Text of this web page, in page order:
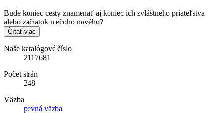
Bude koniec cesty znamenať aj koniec ich zvláštneho priateľstva
alebo začiatok niečoho nového?
Čítať viac
Naše katalógové číslo
2117681
Počet strán
248
Väzba
pevná väzba